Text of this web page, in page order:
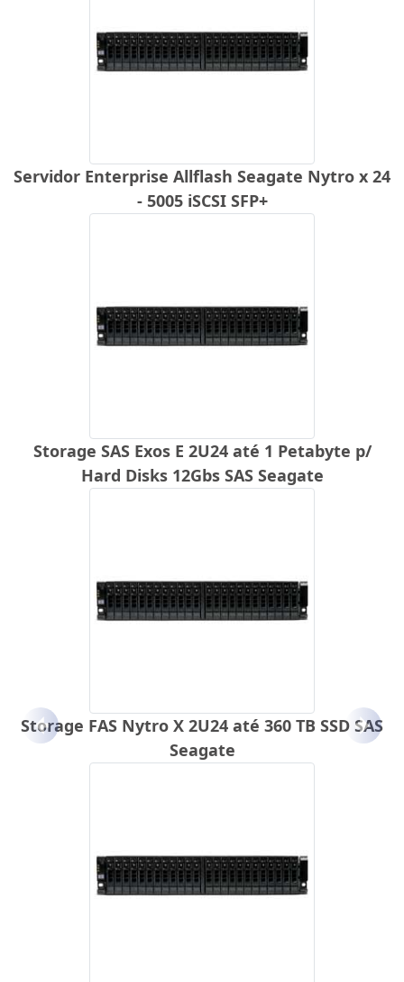
Servidor Enterprise Allflash Seagate Nytro x 24
- 5005 iSCSI SFP+
Storage SAS Exos E 2U24 até 1 Petabyte p/
Hard Disks 12Gbs SAS Seagate
Storage FAS Nytro X 2U24 até 360 TB SSD SAS
Seagate
Anterior